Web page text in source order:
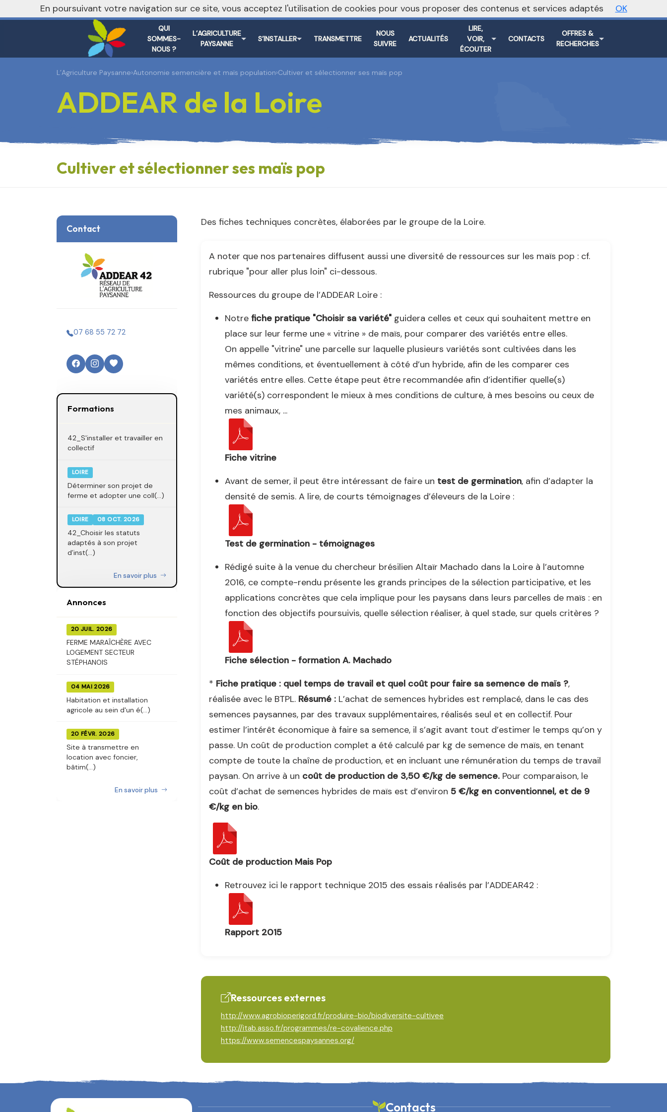
Vers le site national
QUI
SOMMES-
NOUS ?
L’AGRICULTURE
PAYSANNE
S’INSTALLER TRANSMETTRE
NOUS
SUIVRE
ACTUALITÉS
LIRE,
VOIR,
ÉCOUTER
CONTACTS
OFFRES &
RECHERCHES
L’Agriculture Paysanne›Autonomie semencière et maïs population›Cultiver et sélectionner ses maïs pop
ADDEAR de la Loire
Cultiver et sélectionner ses maïs pop
Contact
07 68 55 72 72
Formations
42_S'installer et travailler en
collectif
LOIRE
Déterminer son projet de
ferme et adopter une coll(...)
LOIRE 08 OCT. 2026
42_Choisir les statuts
adaptés à son projet
d’inst(...)
En savoir plus
Annonces
20 JUIL. 2026
FERME MARAÎCHÈRE AVEC
LOGEMENT SECTEUR
STÉPHANOIS
04 MAI 2026
Habitation et installation
agricole au sein d'un é(...)
20 FÉVR. 2026
Site à transmettre en
location avec foncier,
bâtim(...)
En savoir plus
Des fiches techniques concrètes, élaborées par le groupe de la Loire.
A noter que nos partenaires diffusent aussi une diversité de ressources sur les maïs pop : cf.
rubrique "pour aller plus loin" ci-dessous.
Ressources du groupe de l’ADDEAR Loire :
Notre fiche pratique "Choisir sa variété" guidera celles et ceux qui souhaitent mettre en
place sur leur ferme une « vitrine » de maïs, pour comparer des variétés entre elles.
On appelle "vitrine" une parcelle sur laquelle plusieurs variétés sont cultivées dans les
mêmes conditions, et éventuellement à côté d’un hybride, afin de les comparer ces
variétés entre elles. Cette étape peut être recommandée afin d’identifier quelle(s)
variété(s) correspondent le mieux à mes conditions de culture, à mes besoins ou ceux de
mes animaux, ...
Fiche vitrine
Avant de semer, il peut être intéressant de faire un test de germination, afin d’adapter la
densité de semis. A lire, de courts témoignages d’éleveurs de la Loire :
Test de germination - témoignages
Rédigé suite à la venue du chercheur brésilien Altaïr Machado dans la Loire à l’automne
2016, ce compte-rendu présente les grands principes de la sélection participative, et les
applications concrètes que cela implique pour les paysans dans leurs parcelles de maïs : en
fonction des objectifs poursuivis, quelle sélection réaliser, à quel stade, sur quels critères ?
Fiche sélection - formation A. Machado
* Fiche pratique : quel temps de travail et quel coût pour faire sa semence de maïs ?,
réalisée avec le BTPL. Résumé : L’achat de semences hybrides est remplacé, dans le cas des
semences paysannes, par des travaux supplémentaires, réalisés seul et en collectif. Pour
estimer l’intérêt économique à faire sa semence, il s’agit avant tout d’estimer le temps qu’on y
passe. Un coût de production complet a été calculé par kg de semence de maïs, en tenant
compte de toute la chaîne de production, et en incluant une rémunération du temps de travail
paysan. On arrive à un coût de production de 3,50 €/kg de semence. Pour comparaison, le
coût d’achat de semences hybrides de maïs est d’environ 5 €/kg en conventionnel, et de 9
€/kg en bio.
Coût de production Mais Pop
Retrouvez ici le rapport technique 2015 des essais réalisés par l’ADDEAR42 :
Rapport 2015
Ressources externes
http://www.agrobioperigord.fr/produire-bio/biodiversite-cultivee
http://itab.asso.fr/programmes/re-covalience.php
https://www.semencespaysannes.org/
Contacts
En poursuivant votre navigation sur ce site, vous acceptez l'utilisation de cookies pour vous proposer des contenus et services adaptés OK